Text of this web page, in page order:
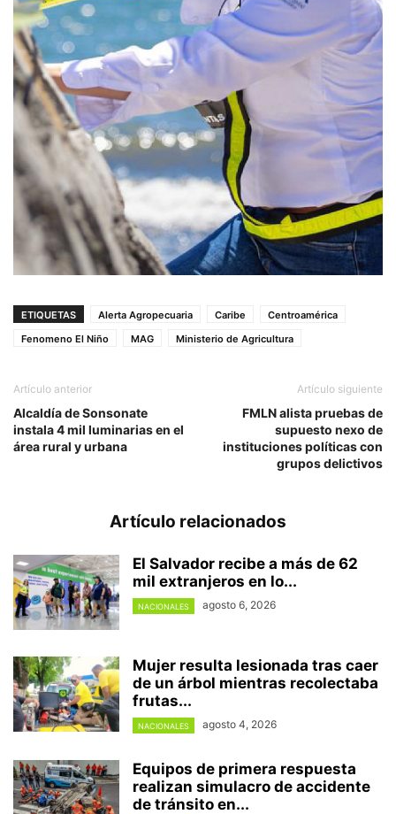
ETIQUETAS Alerta Agropecuaria Caribe
Centroamérica
Fenomeno El Niño
MAG Ministerio de Agricultura
Artículo anterior
Alcaldía de Sonsonate
instala 4 mil luminarias en el
área rural y urbana
Artículo siguiente
FMLN alista pruebas de
supuesto nexo de
instituciones políticas con
grupos delictivos
Artículo relacionados
El Salvador recibe a más de 62
mil extranjeros en lo...
NACIONALES agosto 6, 2026
Mujer resulta lesionada tras caer
de un árbol mientras recolectaba
frutas...
NACIONALES agosto 4, 2026
Equipos de primera respuesta
realizan simulacro de accidente
de tránsito en...